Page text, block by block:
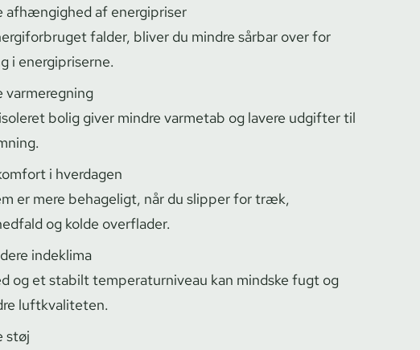
afhængighed af energipriser
falder, bliver du mindre sårbar over for
i energipriserne.
varmeregning
bolig giver mindre varmetab og lavere udgifter til
i hverdagen
er mere behageligt, når du slipper for træk,
og kolde overflader.
indeklima
og et stabilt tem­pe­ra­tur­ni­veau kan mindske fugt og
luftkvaliteten.
støj